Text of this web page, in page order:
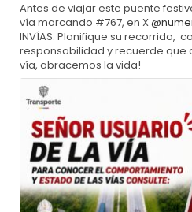
Antes de viajar este puente
vía marcando #767, en X
INVÍAS. Planifique su recorrido,
responsabilidad y recuerde que
vía, abracemos la vida!